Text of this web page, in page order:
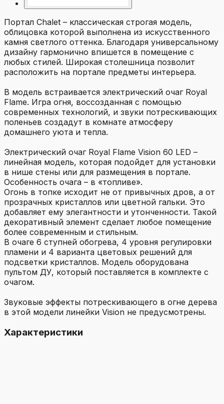
Портал Chalet – классическая строгая модель,
облицовка которой выполнена из искусственного
камня светлого оттенка. Благодаря универсальному
дизайну гармонично впишется в помещение с
любых стилей. Широкая столешница позволит
расположить на портале предметы интерьера.
В модель встраивается электрический очаг Royal
Flame. Игра огня, воссозданная с помощью
современных технологий, и звуки потрескивающих
поленьев создадут в комнате атмосферу
домашнего уюта и тепла.
Электрический очаг Royal Flame Vision 60 LED –
линейная модель, которая подойдет для установки
в нише стены или для размещения в портале.
Особенность очага – в «топливе».
Огонь в топке исходит не от привычных дров, а от
прозрачных кристаллов или цветной гальки. Это
добавляет ему элегантности и утонченности. Такой
декоративный элемент сделает любое помещение
более современным и стильным.
В очаге 6 ступней обогрева, 4 уровня регулировки
пламени и 4 варианта цветовых решений для
подсветки кристаллов. Модель оборудована
пультом ДУ, который поставляется в комплекте с
очагом.
Звуковые эффекты потрескивающего в огне дерева
в этой модели линейки Vision не предусмотрены.
Характеристики